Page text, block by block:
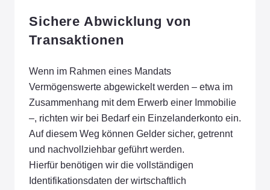
Sichere Abwicklung von
Transaktionen
Wenn im Rahmen eines Mandats
Vermögenswerte abgewickelt werden – etwa im
Zusammenhang mit dem Erwerb einer Immobilie
–, richten wir bei Bedarf ein Einzelanderkonto ein.
Auf diesem Weg können Gelder sicher, getrennt
und nachvollziehbar geführt werden.
Hierfür benötigen wir die vollständigen
Identifikationsdaten der wirtschaftlich